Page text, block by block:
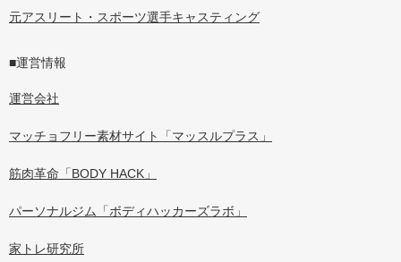
元アスリート・スポーツ選手キャスティング
■運営情報
運営会社
マッチョフリー素材サイト「マッスルプラス」
筋肉革命「BODY HACK」
パーソナルジム「ボディハッカーズラボ」
家トレ研究所